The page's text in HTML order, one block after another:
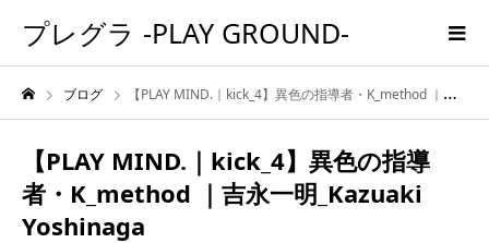
プレグラ -PLAY GROUND-
ブログ 【PLAY MIND.｜kick_4】異色の指導者・K_method ｜吉永一明_Kazuaki Yoshinaga
【PLAY MIND.｜kick_4】異色の指導
者・K_method ｜吉永一明_Kazuaki
Yoshinaga